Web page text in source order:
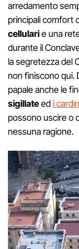
arredamento
principali comfort
cellularie una
durante il
la segretezza del
non finiscono qui.
papale anche le
sigillateedi
possono uscire o
nessuna ragione.